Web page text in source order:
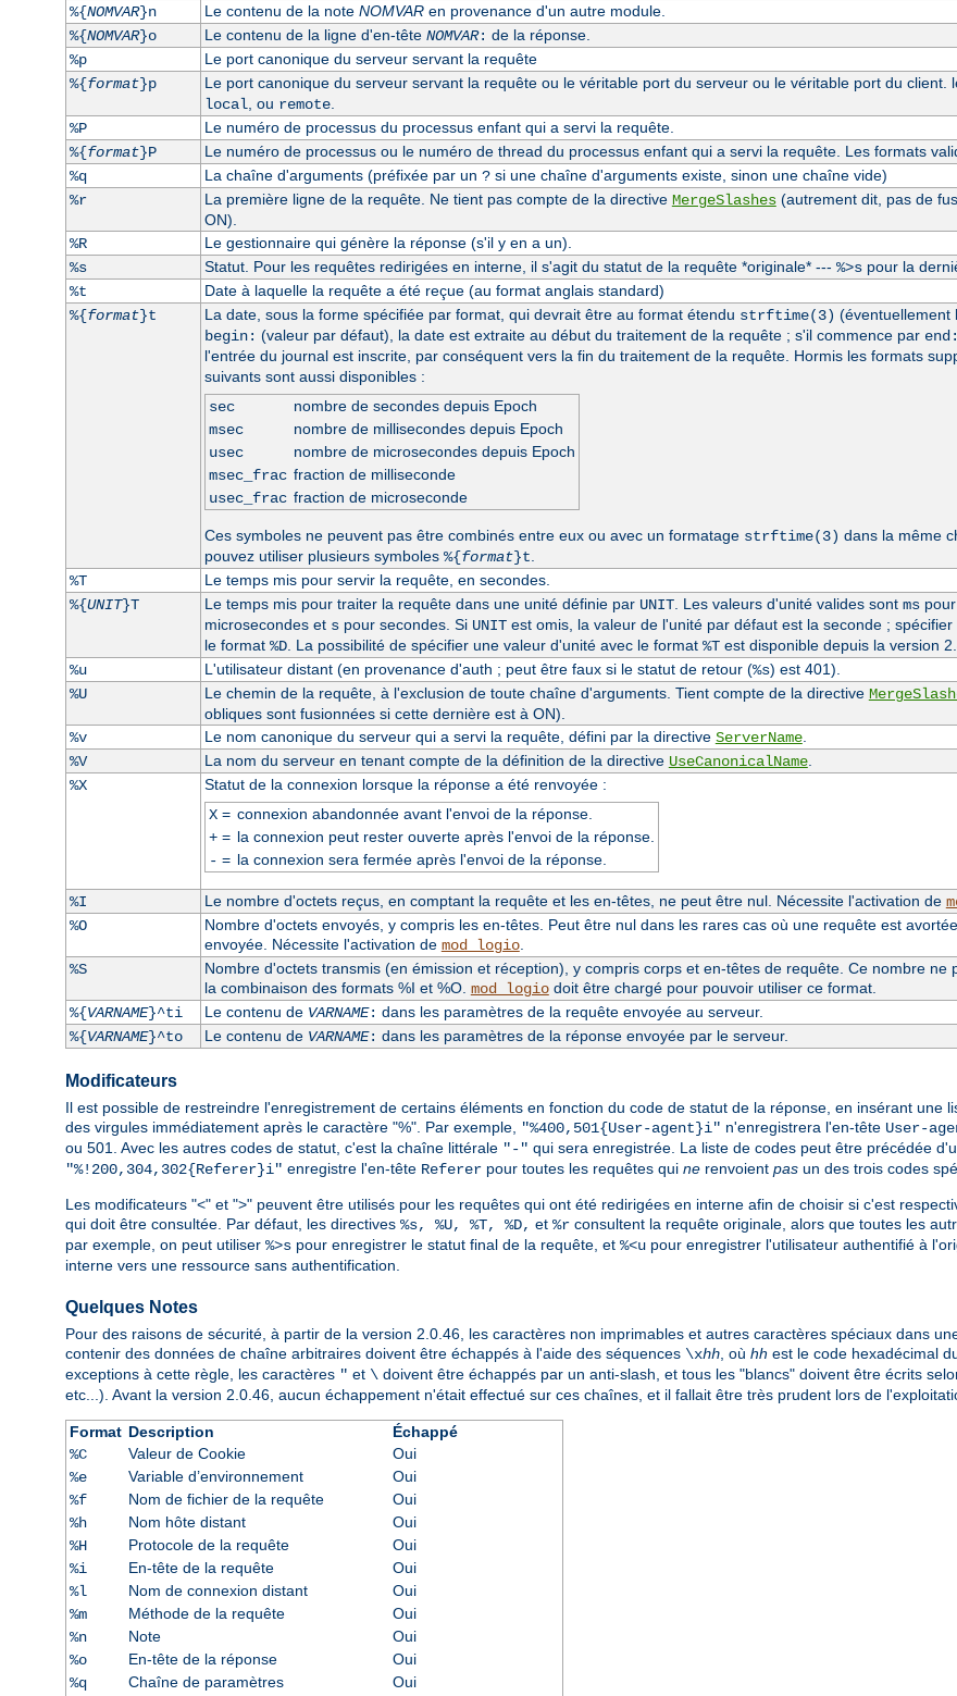
%{NOMVAR}n Le contenu de la note NOMVARen provenance d'un autre module.
%{NOMVAR}o Le contenu de la ligne d'en-tête NOMVAR: de la réponse.
%p
Le port canonique du serveur servant la requête
%{format}p Le port canonique du serveur servant la requête ou le véritable port du serveur ou le véritable port du client.
local , ou remote.
%P
Le numéro de processus du processus enfant qui a servi la requête.
%{format}P Le numéro de processus ou le numéro de thread du processus enfant qui a servi la requête. Les formats
%q
La chaîne d'arguments (préfixée par un ?si une chaîne d'arguments existe, sinon une chaîne vide)
%r
La première ligne de la requête. Ne tient pas compte de la directive MergeSlashes(autrement dit, pas de
ON).
%R
Le gestionnaire qui génère la réponse (s'il y en a un).
%s
Statut. Pour les requêtes redirigées en interne, il s'agit du statut de la requête *originale* --- %>spour la
%t
Date à laquelle la requête a été reçue (au format anglais standard)
%{format}t La date, sous la forme spécifiée par format, qui devrait être au format étendu strftime(3) (éventuellement
begin: (valeur par défaut), la date est extraite au début du traitement de la requête ; s'il commence par end:
l'entrée du journal est inscrite, par conséquent vers la fin du traitement de la requête. Hormis les formats
suivants sont aussi disponibles :
sec
nombre de secondes depuis Epoch
msec
nombre de millisecondes depuis Epoch
usec
nombre de microsecondes depuis Epoch
msec_frac fraction de milliseconde
usec_frac fraction de microseconde
Ces symboles ne peuvent pas être combinés entre eux ou avec un formatage strftime(3) dans la même
pouvez utiliser plusieurs symboles %{format}t
%T
Le temps mis pour servir la requête, en secondes.
%{UNIT}T Le temps mis pour traiter la requête dans une unité définie par UNIT. Les valeurs d'unité valides sont mspour
microsecondes et spour secondes. Si UNITest omis, la valeur de l'unité par défaut est la seconde ;
le format %D. La possibilité de spécifier une valeur d'unité avec le format %Test disponible depuis la version
%u
L'utilisateur distant (en provenance d'auth ; peut être faux si le statut de retour (%s) est 401).
%U
Le chemin de la requête, à l'exclusion de toute chaîne d'arguments. Tient compte de la directive
obliques sont fusionnées si cette dernière est à ON).
%v
Le nom canonique du serveur qui a servi la requête, défini par la directive ServerName.
%V
La nom du serveur en tenant compte de la définition de la directive UseCanonicalName.
%X
Statut de la connexion lorsque la réponse a été renvoyée :
X= connexion abandonnée avant l'envoi de la réponse.
+= la connexion peut rester ouverte après l'envoi de la réponse.
- = la connexion sera fermée après l'envoi de la réponse.
%I Le nombre d'octets reçus, en comptant la requête et les en-têtes, ne peut être nul. Nécessite l'activation de
%O
Nombre d'octets envoyés, y compris les en-têtes. Peut être nul dans les rares cas où une requête est
envoyée. Nécessite l'activation de mod_logio.
%S
Nombre d'octets transmis (en émission et réception), y compris corps et en-têtes de requête. Ce nombre ne
la combinaison des formats %I et %O. mod_logiodoit être chargé pour pouvoir utiliser ce format.
%{VARNAME}^ti Le contenu de VARNAME: dans les paramètres de la requête envoyée au serveur.
%{VARNAME}^to Le contenu de VARNAME: dans les paramètres de la réponse envoyée par le serveur.
Modificateurs
Il est possible de restreindre l'enregistrement de certains éléments en fonction du code de statut de la réponse, en insérant une
des virgules immédiatement après le caractère "%". Par exemple,
"%400,501{User-agent}i" n'enregistrera l'en-tête User-
ou 501. Avec les autres codes de statut, c'est la chaîne littérale "-" qui sera enregistrée. La liste de codes peut être précédée
"%!200,304,302{Referer}i" enregistre l'en-tête Referer pour toutes les requêtes qui ne renvoient pas un des trois codes
Les modificateurs "<" et ">" peuvent être utilisés pour les requêtes qui ont été redirigées en interne afin de choisir si c'est
qui doit être consultée. Par défaut, les directives %s, %U, %T, %D, et %r consultent la requête originale, alors que toutes les
par exemple, on peut utiliser %>s pour enregistrer le statut final de la requête, et %<u pour enregistrer l'utilisateur authentifié à
interne vers une ressource sans authentification.
Quelques Notes
Pour des raisons de sécurité, à partir de la version 2.0.46, les caractères non imprimables et autres caractères spéciaux dans
contenir des données de chaîne arbitraires doivent être échappés à l'aide des séquences \xhh, où hh est le code hexadécimal
exceptions à cette règle, les caractères " et \ doivent être échappés par un anti-slash, et tous les "blancs" doivent être écrits
etc...). Avant la version 2.0.46, aucun échappement n'était effectué sur ces chaînes, et il fallait être très prudent lors de
Format Description
Échappé
%C
Valeur de Cookie
Oui
%e
Variable d’environnement
Oui
%f
Nom de fichier de la requête
Oui
%h
Nom hôte distant
Oui
%H
Protocole de la requête
Oui
%i
En-tête de la requête
Oui
%l
Nom de connexion distant
Oui
%m
Méthode de la requête
Oui
%n
Note
Oui
%o
En-tête de la réponse
Oui
%q
Chaîne de paramètres
Oui